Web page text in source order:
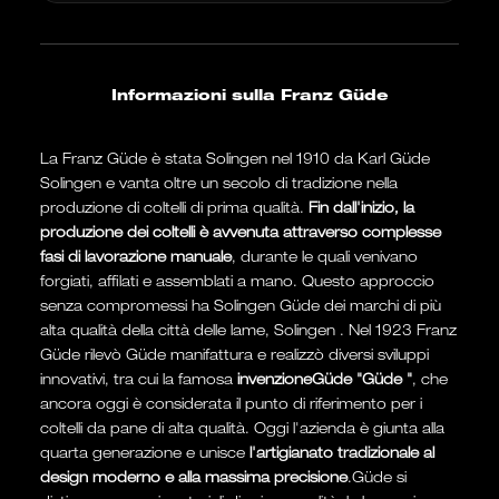
Informazioni sulla Franz Güde
La Franz Güde è stata Solingen nel 1910 da Karl Güde
Solingen e vanta oltre un secolo di tradizione nella
produzione di coltelli di prima qualità. Fin dall'inizio, la
produzione dei coltelli è avvenuta attraverso complesse
fasi di lavorazione manuale, durante le quali venivano
forgiati, affilati e assemblati a mano. Questo approccio
senza compromessi ha Solingen Güde dei marchi di più
alta qualità della città delle lame, Solingen . Nel 1923 Franz
Güde rilevò Güde manifattura e realizzò diversi sviluppi
innovativi, tra cui la famosa invenzioneGüde "Güde ", che
ancora oggi è considerata il punto di riferimento per i
coltelli da pane di alta qualità. Oggi l'azienda è giunta alla
quarta generazione e unisce l'artigianato tradizionale al
design moderno e alla massima precisione.Güde si